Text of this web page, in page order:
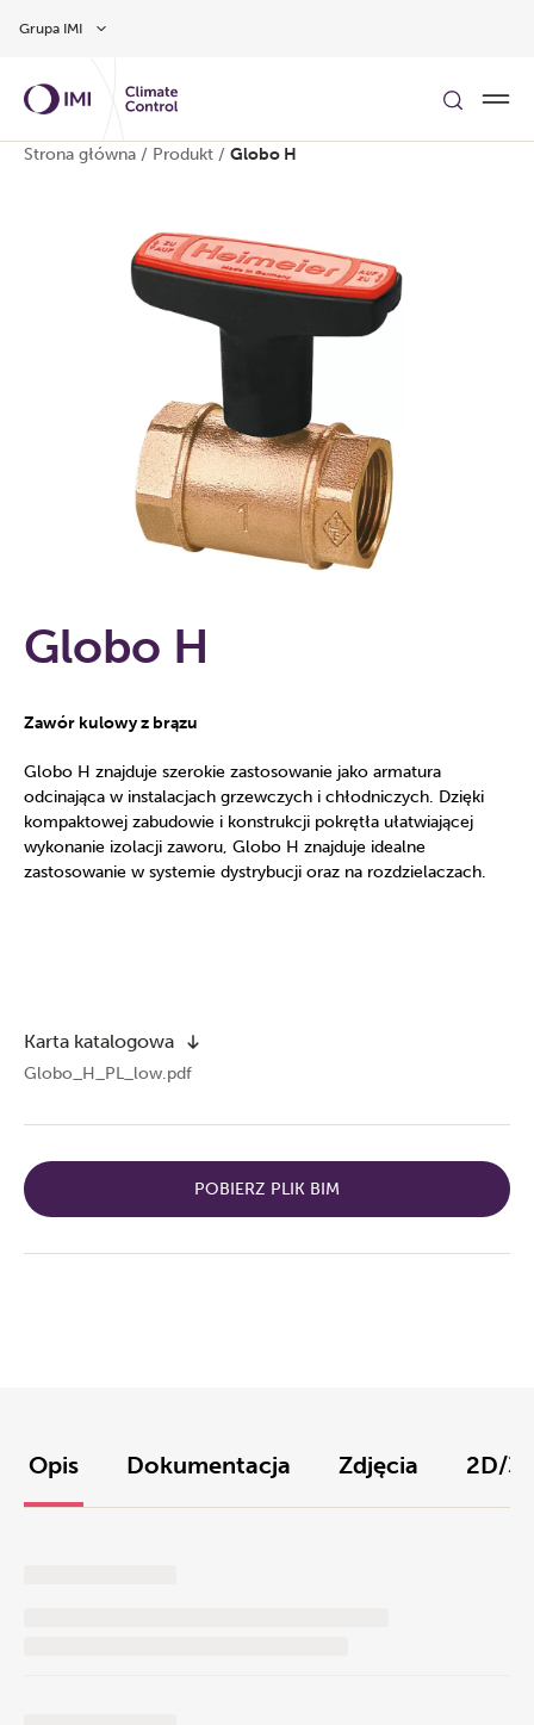
Grupa IMI
Strona główna / Produkt / Globo H
Globo H
Zawór kulowy z brązu
Globo H znajduje szerokie zastosowanie jako armatura
odcinająca w instalacjach grzewczych i chłodniczych. Dzięki
kompaktowej zabudowie i konstrukcji pokrętła ułatwiającej
wykonanie izolacji zaworu, Globo H znajduje idealne
zastosowanie w systemie dystrybucji oraz na rozdzielaczach.
Karta katalogowa
Globo_H_PL_low.pdf
POBIERZ PLIK BIM
Opis Dokumentacja Zdjęcia 2D/